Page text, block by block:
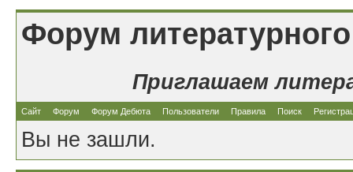
Форум
Приглашаем
Сайт Форум Форум Дебюта Пользователи Правила Поиск
Вы не зашли.